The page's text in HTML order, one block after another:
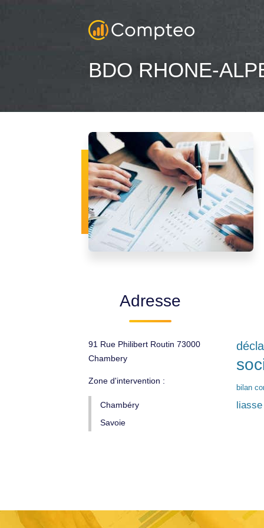
BDO RHONE-
Adresse
91 Rue Philibert Routin 73000
Chambery
Zone d'intervention :
Chambéry
Savoie
bilan